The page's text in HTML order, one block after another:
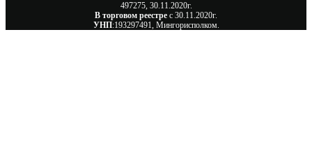
497275, 30.11.2020г.
В торговом реестре с 30.11.2020г.
УНП:193297491, Мингорисполком.